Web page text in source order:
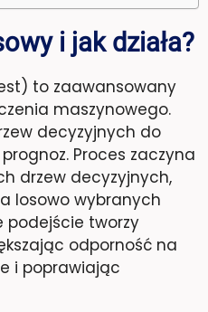
i jak działa?
to zaawansowany
maszynowego.
decyzyjnych do
Proces zaczyna
drzew decyzyjnych,
losowo wybranych
podejście tworzy
odporność na
i poprawiając